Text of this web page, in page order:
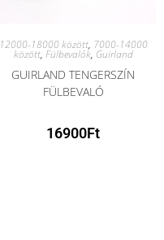
12000-18000 között, 7000-14000
között, Fülbevalók, Guirland
GUIRLAND TENGERSZÍN
FÜLBEVALÓ
16900Ft